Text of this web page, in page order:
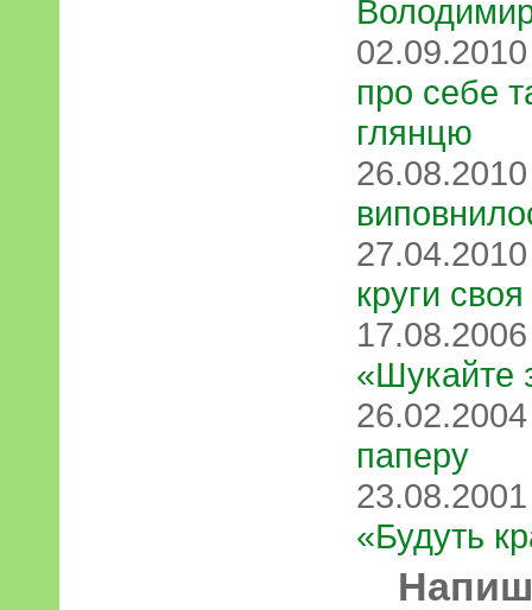
про себе
глянцю
круги своя
«Шукайте
паперу
«Будуть